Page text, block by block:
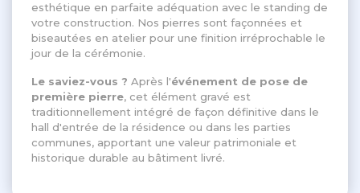
esthétique en parfaite adéquation avec le standing de
votre construction. Nos pierres sont façonnées et
biseautées en atelier pour une finition irréprochable le
jour de la cérémonie.
Le saviez-vous ? Après l'événement de pose de
première pierre, cet élément gravé est
traditionnellement intégré de façon définitive dans le
hall d'entrée de la résidence ou dans les parties
communes, apportant une valeur patrimoniale et
historique durable au bâtiment livré.